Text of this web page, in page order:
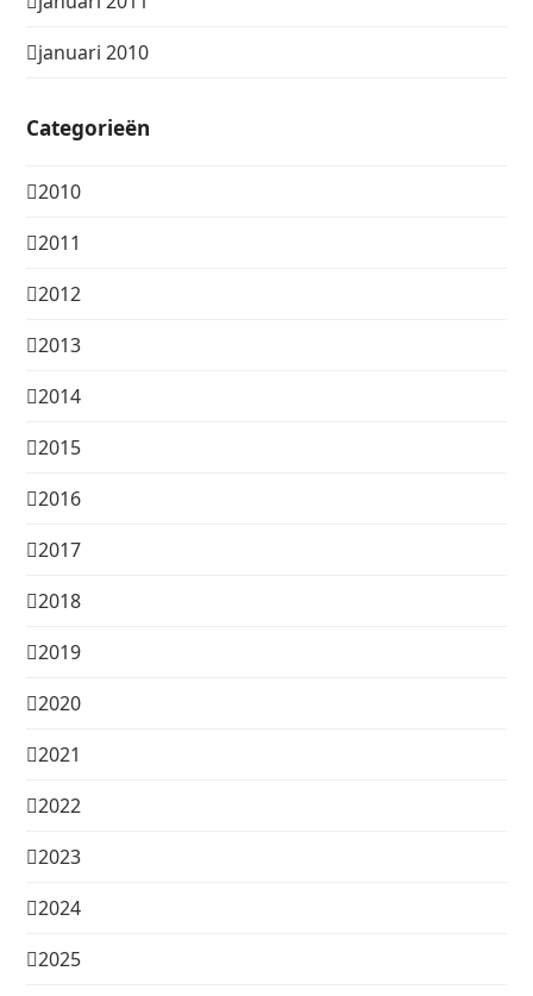
januari 2010
Categorieën
2010
2011
2012
2013
2014
2015
2016
2017
2018
2019
2020
2021
2022
2023
2024
2025